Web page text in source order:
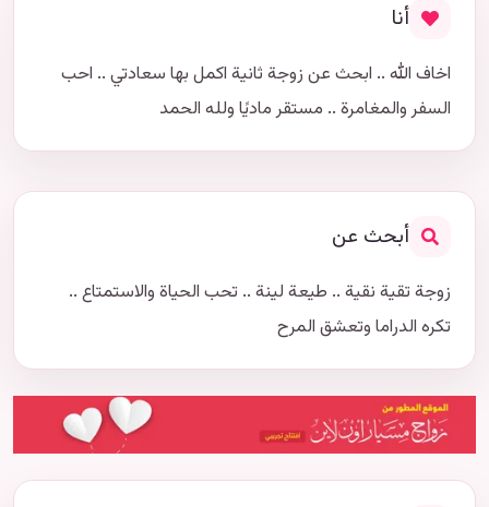
أنا
اخاف الله .. ابحث عن زوجة ثانية اكمل بها سعادتي .. احب
السفر والمغامرة .. مستقر ماديًا ولله الحمد
أبحث عن
زوجة تقية نقية .. طيعة لينة .. تحب الحياة والاستمتاع ..
تكره الدراما وتعشق المرح